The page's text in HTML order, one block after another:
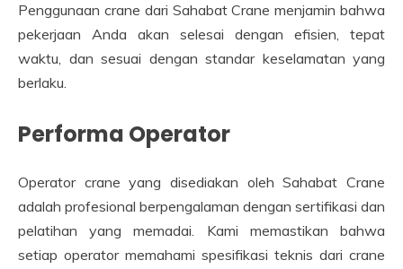
Penggunaan crane dari Sahabat Crane menjamin bahwa
pekerjaan Anda akan selesai dengan efisien, tepat
waktu, dan sesuai dengan standar keselamatan yang
berlaku.
Performa Operator
Operator crane yang disediakan oleh Sahabat Crane
adalah profesional berpengalaman dengan sertifikasi dan
pelatihan yang memadai. Kami memastikan bahwa
setiap operator memahami spesifikasi teknis dari crane